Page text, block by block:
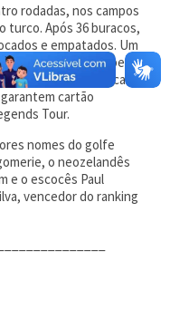
rodadas, nos campos
turco. Após 36 buracos,
e empatados. Um
avançando apenas
do quarto colocado.
cartão
Tour.
nomes do golfe
o neozelandês
e o escocês Paul
vencedor do ranking